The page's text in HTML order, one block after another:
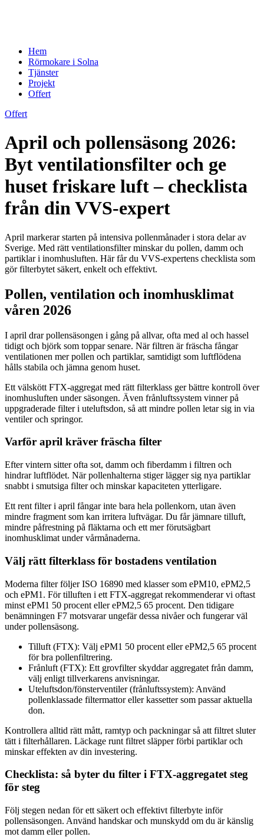
Hem
Rörmokare i Solna
Tjänster
Projekt
Offert
Offert
April och pollensäsong 2026:
Byt ventilationsfilter och ge
huset friskare luft – checklista
från din VVS-expert
April markerar starten på intensiva pollenmånader i stora delar av
Sverige. Med rätt ventilationsfilter minskar du pollen, damm och
partiklar i inomhusluften. Här får du VVS-expertens checklista som
gör filterbytet säkert, enkelt och effektivt.
Pollen, ventilation och inomhusklimat
våren 2026
I april drar pollensäsongen i gång på allvar, ofta med al och hassel
tidigt och björk som toppar senare. När filtren är fräscha fångar
ventilationen mer pollen och partiklar, samtidigt som luftflödena
hålls stabila och jämna genom huset.
Ett välskött FTX-aggregat med rätt filterklass ger bättre kontroll över
inomhusluften under säsongen. Även frånluftssystem vinner på
uppgraderade filter i uteluftsdon, så att mindre pollen letar sig in via
ventiler och springor.
Varför april kräver fräscha filter
Efter vintern sitter ofta sot, damm och fiberdamm i filtren och
hindrar luftflödet. När pollenhalterna stiger lägger sig nya partiklar
snabbt i smutsiga filter och minskar kapaciteten ytterligare.
Ett rent filter i april fångar inte bara hela pollenkorn, utan även
mindre fragment som kan irritera luftvägar. Du får jämnare tilluft,
mindre påfrestning på fläktarna och ett mer förutsägbart
inomhusklimat under vårmånaderna.
Välj rätt filterklass för bostadens ventilation
Moderna filter följer ISO 16890 med klasser som ePM10, ePM2,5
och ePM1. För tilluften i ett FTX-aggregat rekommenderar vi oftast
minst ePM1 50 procent eller ePM2,5 65 procent. Den tidigare
benämningen F7 motsvarar ungefär dessa nivåer och fungerar väl
under pollensäsong.
Tilluft (FTX): Välj ePM1 50 procent eller ePM2,5 65 procent
för bra pollenfiltrering.
Frånluft (FTX): Ett grovfilter skyddar aggregatet från damm,
välj enligt tillverkarens anvisningar.
Uteluftsdon/fönsterventiler (frånluftssystem): Använd
pollenklassade filtermattor eller kassetter som passar aktuella
don.
Kontrollera alltid rätt mått, ramtyp och packningar så att filtret sluter
tätt i filterhållaren. Läckage runt filtret släpper förbi partiklar och
minskar effekten av din investering.
Checklista: så byter du filter i FTX-aggregatet steg
för steg
Följ stegen nedan för ett säkert och effektivt filterbyte inför
pollensäsongen. Använd handskar och munskydd om du är känslig
mot damm eller pollen.